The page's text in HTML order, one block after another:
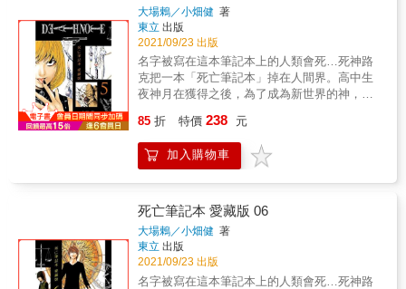
大場鶇／小畑健 著
東立 出版
2021/09/23 出版
名字被寫在這本筆記本上的人類會死…死神路
克把一本「死亡筆記本」掉在人間界。高中生
夜神月在獲得之後，為了成為新世界的神，他
恐怖存在。另一方面，因為犯罪者接二連三神
秘死亡，名偵探Ｌ展開調查。月與Ｌ…兩人壯
烈的對戰自此開幕。
85 折 特價 238 元
加入購物車
死亡筆記本 愛藏版 06
大場鶇／小畑健 著
東立 出版
2021/09/23 出版
名字被寫在這本筆記本上的人類會死…死神路